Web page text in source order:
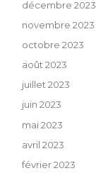
décembre 2023
novembre 2023
octobre 2023
août 2023
juillet 2023
juin 2023
mai 2023
avril 2023
février 2023